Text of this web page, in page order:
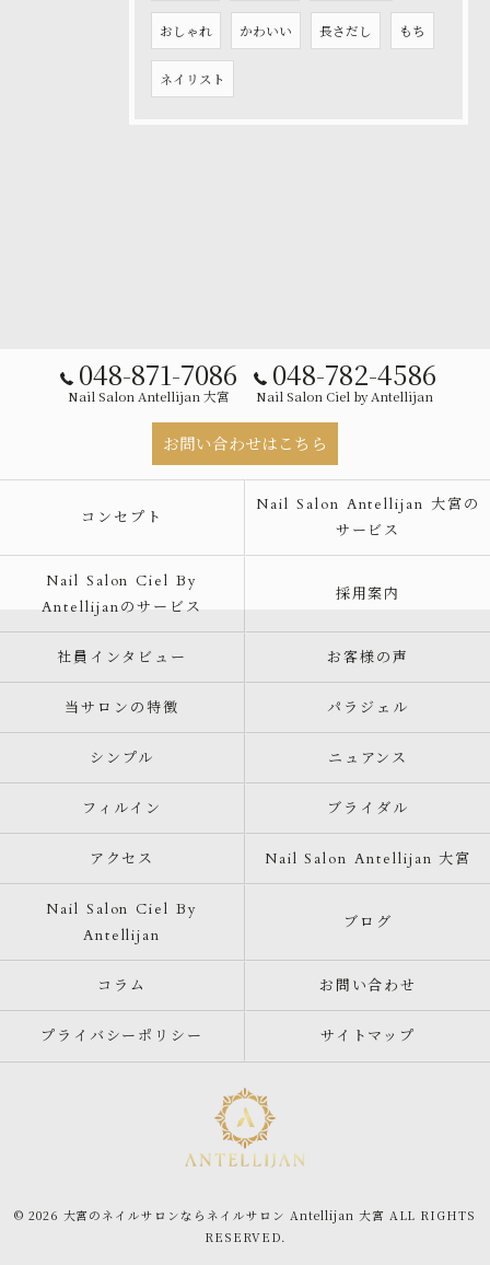
おしゃれ かわいい 長さだし もち
ネイリスト
048-871-7086
Nail Salon Antellijan 大宮
048-782-4586
Nail Salon Ciel by Antellijan
お問い合わせはこちら
コンセプト
Nail Salon Antellijan 大宮の
サービス
Nail Salon Ciel By
Antellijanのサービス
採用案内
社員インタビュー お客様の声
当サロンの特徴 パラジェル
シンプル ニュアンス
フィルイン ブライダル
アクセス Nail Salon Antellijan 大宮
Nail Salon Ciel By
Antellijan
ブログ
コラム お問い合わせ
プライバシーポリシー サイトマップ
© 2026 大宮のネイルサロンならネイルサロン Antellijan 大宮 ALL RIGHTS
RESERVED.